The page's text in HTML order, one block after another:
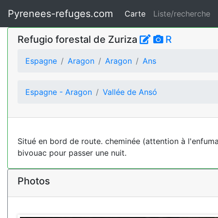
Pyrenees-refuges.com Carte Liste/recherche
Refugio forestal de Zuriza R
Espagne Aragon Aragon Ans
Espagne - Aragon Vallée de Ansó
Situé en bord de route. cheminée (attention à
bivouac pour passer une nuit.
Photos